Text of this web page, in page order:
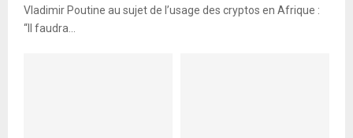
Vladimir Poutine au sujet de l’usage des cryptos en Afrique :
“Il faudra...